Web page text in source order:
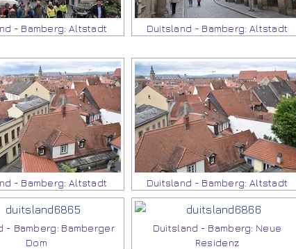
- Bamberg: Altstadt Duitsland - Bamberg: Altstadt
- Bamberg: Altstadt Duitsland - Bamberg: Altstadt
- Bamberg: Bamberger
Dom
Duitsland - Bamberg: Neue
Residenz